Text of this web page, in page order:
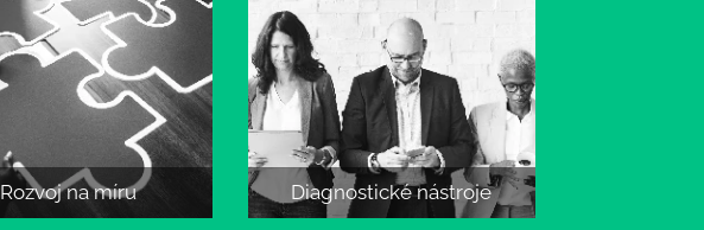
Rozvoj na míru Diagnostické nástroje